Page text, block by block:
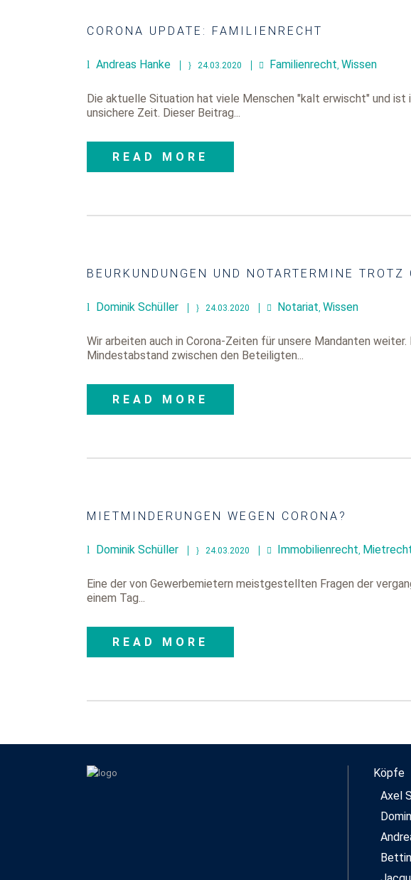
CORONA UPDATE: FAMILIENRECHT
Andreas Hanke 24.03.2020 Familienrecht, Wissen
Die aktuelle Situation hat viele Menschen "kalt erwischt" und
unsichere Zeit. Dieser Beitrag...
READ MORE
BEURKUNDUNGEN UND NOTARTERMINE
Dominik Schüller 24.03.2020 Notariat, Wissen
Wir arbeiten auch in Corona-Zeiten für unsere Mandanten
Mindestabstand zwischen den Beteiligten...
READ MORE
MIETMINDERUNGEN WEGEN CORONA?
Dominik Schüller 24.03.2020 Immobilienrecht,
Eine der von Gewerbemietern meistgestellten Fragen der
einem Tag...
READ MORE
Köpfe
Axel